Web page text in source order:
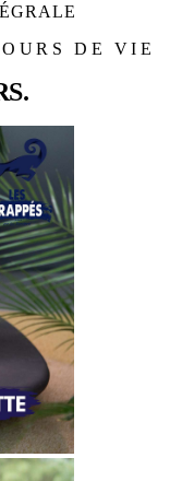
DE VIE